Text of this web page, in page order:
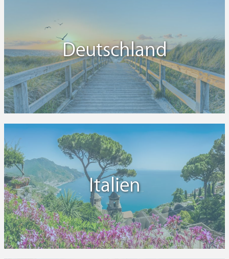
Deutschland
Italien